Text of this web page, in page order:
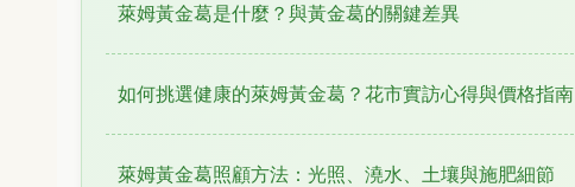
萊姆黃金葛是什麼？與黃金葛的關鍵差異
如何挑選健康的萊姆黃金葛？花市實訪心得與價格指南
萊姆黃金葛照顧方法：光照、澆水、土壤與施肥細節